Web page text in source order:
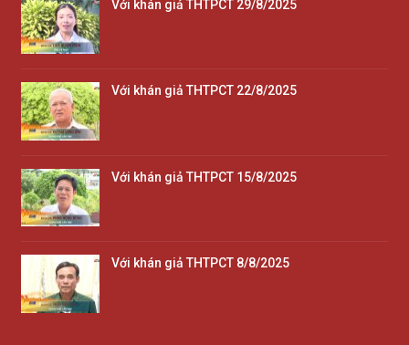
Với khán giả THTPCT 29/8/2025
Với khán giả THTPCT 22/8/2025
Với khán giả THTPCT 15/8/2025
Với khán giả THTPCT 8/8/2025